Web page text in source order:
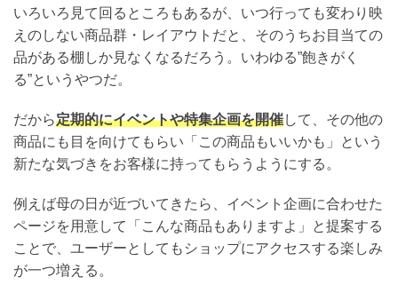
いろいろ見て回るところもあるが、いつ行っても変わり映
えのしない商品群・レイアウトだと、そのうちお目当ての
品がある棚しか見なくなるだろう。いわゆる”飽きがく
る”というやつだ。
だから定期的にイベントや特集企画を開催して、その他の
商品にも目を向けてもらい「この商品もいいかも」という
新たな気づきをお客様に持ってもらうようにする。
例えば母の日が近づいてきたら、イベント企画に合わせた
ページを用意して「こんな商品もありますよ」と提案する
ことで、ユーザーとしてもショップにアクセスする楽しみ
が一つ増える。